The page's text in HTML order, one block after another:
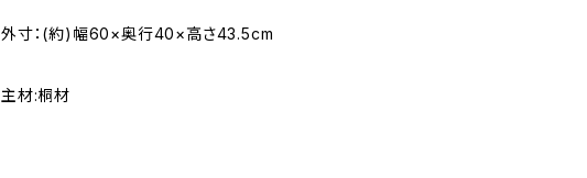
外寸：(約)幅60×奥行40×高さ43.5cm
主材:桐材